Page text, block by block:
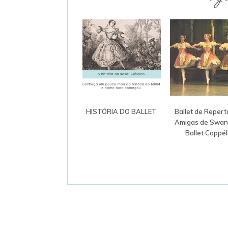
HISTÓRIA DO BALLET
Ballet de
Amigas de
Ballet